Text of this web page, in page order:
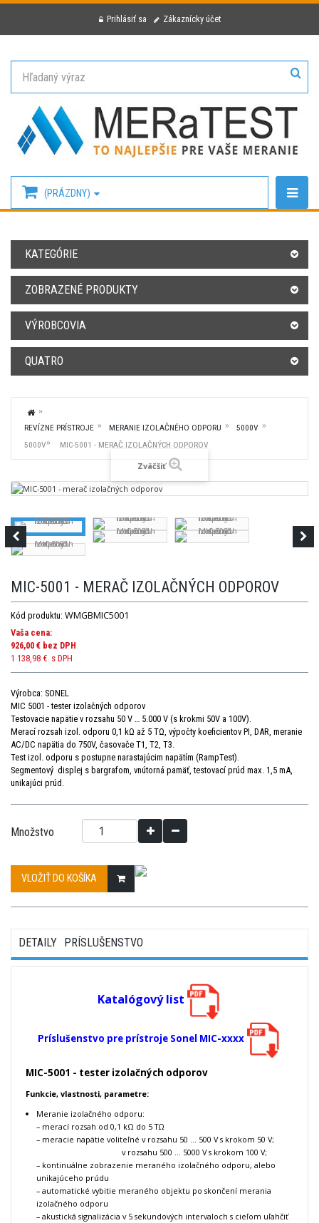
Prihlásiť sa Zákaznícky účet
(PRÁZDNY)
KATEGÓRIE
ZOBRAZENÉ PRODUKTY
VÝROBCOVIA
QUATRO
REVÍZNE PRÍSTROJE MERANIE IZOLAČNÉHO ODPORU
5000V
5000V
MIC-5001 - MERAČ IZOLAČNÝCH ODPOROV
Zväčšiť
MIC-5001 - MERAČ IZOLAČNÝCH ODPOROV
Kód produktu: WMGBMIC5001
Vaša cena:
926,00 € bez DPH
1 138,98 € s DPH
Výrobca: SONEL
MIC 5001 - tester izolačných odporov
Testovacie napätie v rozsahu 50 V … 5.000 V (s krokmi 50V a 100V).
Merací rozsah izol. odporu 0,1 kΩ až 5 TΩ, výpočty koeficientov PI, DAR, meranie
AC/DC napätia do 750V, časovače T1, T2, T3.
Test izol. odporu s postupne narastajúcim napätím (RampTest).
Segmentový displej s bargrafom, vnútorná pamäť, testovací prúd max. 1,5 mA,
unikajúci prúd.
Množstvo
VLOŽIŤ DO KOŠÍKA
DETAILY PRÍSLUŠENSTVO
Katalógový list
Príslušenstvo pre prístroje Sonel MIC-xxxx
MIC-5001 - tester izolačných odporov
Funkcie, vlastnosti, parametre:
Meranie izolačného odporu:
– merací rozsah od 0,1 kΩ do 5 TΩ
– meracie napätie voliteľné v rozsahu 50 … 500 V s krokom 50 V;
v rozsahu 500 … 5000 V s krokom 100 V;
– kontinuálne zobrazenie meraného izolačného odporu, alebo
unikajúceho prúdu
– automatické vybitie meraného objektu po skončení merania
izolačného odporu
– akustická signalizácia v 5 sekundových intervaloch s cieľom uľahčiť